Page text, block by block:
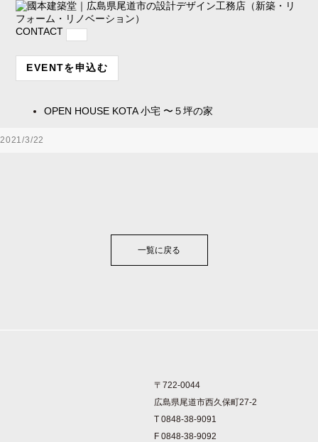
CONTACT
EVENTを申込む
OPEN HOUSE KOTA 小宅 〜５坪の家
2021/3/22
一覧に戻る
〒722-0044
広島県尾道市西久保町27-2
T 0848-38-9091
F 0848-38-9092